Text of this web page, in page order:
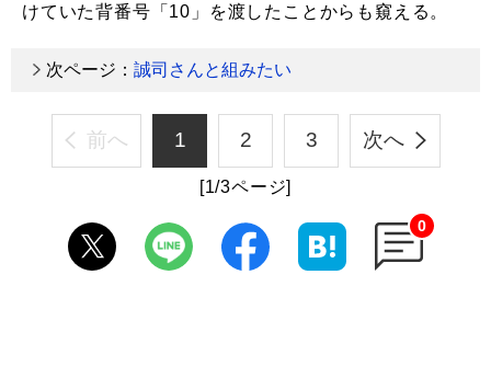
けていた背番号「10」を渡したことからも窺える。
次ページ： 誠司さんと組みたい
前へ 1 2 3 次へ
[1/3ページ]
0